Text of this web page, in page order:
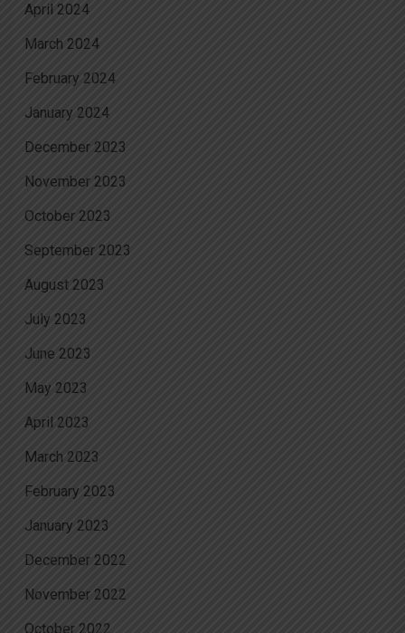
April 2024
March 2024
February 2024
January 2024
December 2023
November 2023
October 2023
September 2023
August 2023
July 2023
June 2023
May 2023
April 2023
March 2023
February 2023
January 2023
December 2022
November 2022
October 2022